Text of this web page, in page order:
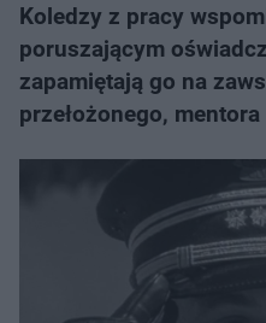
Koledzy z pracy
poruszającym
zapamiętają go na
przełożonego,